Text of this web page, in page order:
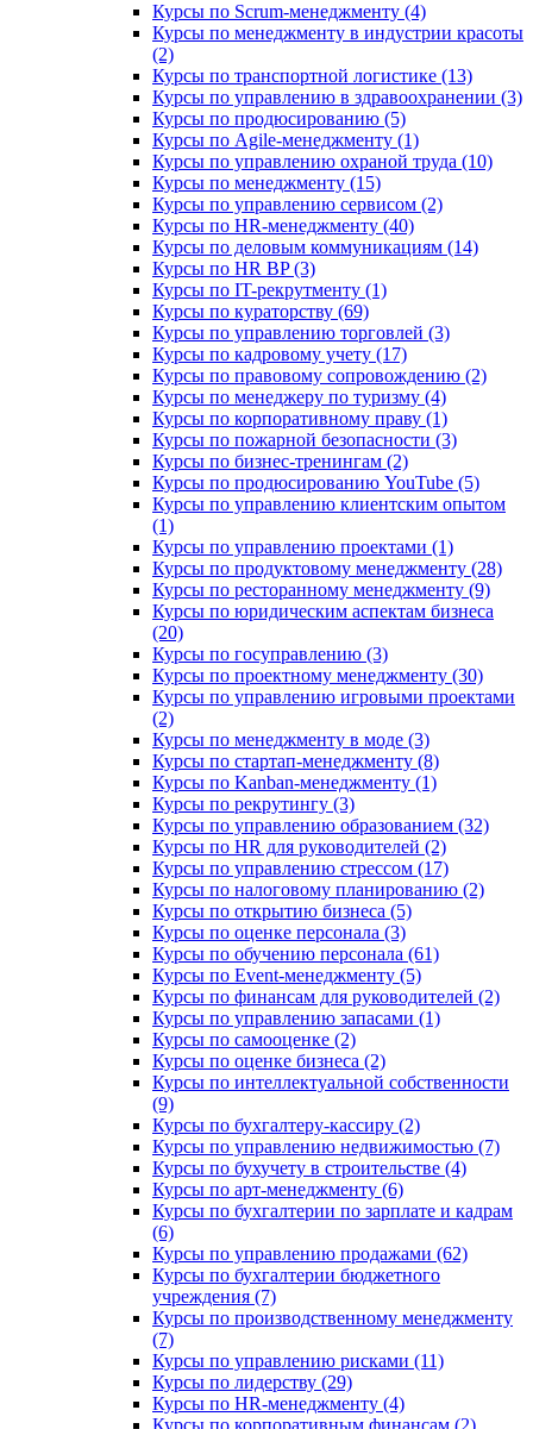
Курсы по Scrum-менеджменту (4)
Курсы по менеджменту в индустрии красоты
(2)
Курсы по транспортной логистике (13)
Курсы по управлению в здравоохранении (3)
Курсы по продюсированию (5)
Курсы по Agile-менеджменту (1)
Курсы по управлению охраной труда (10)
Курсы по менеджменту (15)
Курсы по управлению сервисом (2)
Курсы по HR-менеджменту (40)
Курсы по деловым коммуникациям (14)
Курсы по HR BP (3)
Курсы по IT-рекрутменту (1)
Курсы по кураторству (69)
Курсы по управлению торговлей (3)
Курсы по кадровому учету (17)
Курсы по правовому сопровождению (2)
Курсы по менеджеру по туризму (4)
Курсы по корпоративному праву (1)
Курсы по пожарной безопасности (3)
Курсы по бизнес-тренингам (2)
Курсы по продюсированию YouTube (5)
Курсы по управлению клиентским опытом
(1)
Курсы по управлению проектами (1)
Курсы по продуктовому менеджменту (28)
Курсы по ресторанному менеджменту (9)
Курсы по юридическим аспектам бизнеса
(20)
Курсы по госуправлению (3)
Курсы по проектному менеджменту (30)
Курсы по управлению игровыми проектами
(2)
Курсы по менеджменту в моде (3)
Курсы по стартап-менеджменту (8)
Курсы по Kanban-менеджменту (1)
Курсы по рекрутингу (3)
Курсы по управлению образованием (32)
Курсы по HR для руководителей (2)
Курсы по управлению стрессом (17)
Курсы по налоговому планированию (2)
Курсы по открытию бизнеса (5)
Курсы по оценке персонала (3)
Курсы по обучению персонала (61)
Курсы по Event-менеджменту (5)
Курсы по финансам для руководителей (2)
Курсы по управлению запасами (1)
Курсы по самооценке (2)
Курсы по оценке бизнеса (2)
Курсы по интеллектуальной собственности
(9)
Курсы по бухгалтеру-кассиру (2)
Курсы по управлению недвижимостью (7)
Курсы по бухучету в строительстве (4)
Курсы по арт-менеджменту (6)
Курсы по бухгалтерии по зарплате и кадрам
(6)
Курсы по управлению продажами (62)
Курсы по бухгалтерии бюджетного
учреждения (7)
Курсы по производственному менеджменту
(7)
Курсы по управлению рисками (11)
Курсы по лидерству (29)
Курсы по HR-менеджменту (4)